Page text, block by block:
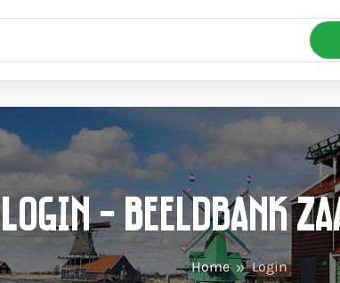
Login - Beeldbank
Home Login